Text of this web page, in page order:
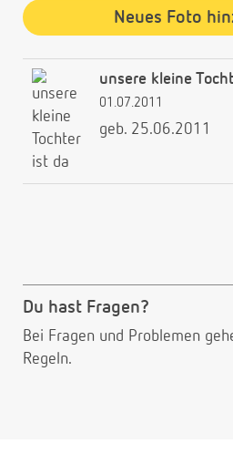
Neues Foto
unsere kleine
01.07.2011
geb. 25.06.2011
Du hast Fragen?
Bei Fragen und Problemen
Regeln.